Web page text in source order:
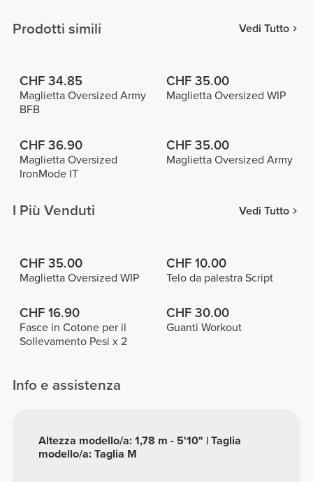
Prodotti simili Vedi Tutto
CHF 34.85
Maglietta Oversized Army
BFB
CHF 35.00
Maglietta Oversized WIP
CHF 36.90
Maglietta Oversized
IronMode IT
CHF 35.00
Maglietta Oversized Army
I Più Venduti Vedi Tutto
CHF 35.00
Maglietta Oversized WIP
CHF 10.00
Telo da palestra Script
CHF 16.90
Fasce in Cotone per il
Sollevamento Pesi x 2
CHF 30.00
Guanti Workout
Info e assistenza
Altezza modello/a: 1,78 m - 5'10" | Taglia
modello/a: Taglia M